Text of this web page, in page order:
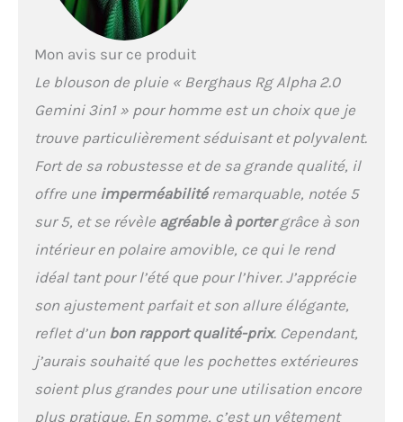
sécurité et les doigts
restent bien au chaud
dans deux poches zippées
pour les mains. Trouvez un
ajustement parfait avec
des poignets réglables et
un ourlet à double cordon
de serrage. Profitez d'un
mouvement illimité grâce
à une plus grande
articulation
Mon avis sur ce produit
Le blouson de pluie « Berghaus Rg Alpha 2.0
Gemini 3in1 » pour homme est un choix que je
trouve particulièrement séduisant et polyvalent.
Fort de sa robustesse et de sa grande qualité, il
offre une imperméabilitéremarquable, notée 5
sur 5, et se révèle agréable à portergrâce à son
intérieur en polaire amovible, ce qui le rend
idéal tant pour l’été que pour l’hiver. J’apprécie
son ajustement parfait et son allure élégante,
reflet d’un bon rapport qualité-prix. Cependant,
j’aurais souhaité que les pochettes extérieures
soient plus grandes pour une utilisation encore
plus pratique. En somme, c’est un vêtement